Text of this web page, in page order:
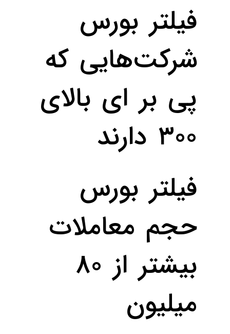
فیلتر بورس
شرکت‌هایی که
پی بر ای بالای
۳۰۰ دارند
فیلتر بورس
حجم معاملات‌
بیشتر از ۸۰
میلیون